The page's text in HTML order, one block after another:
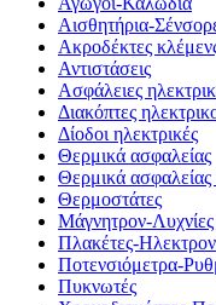
Αισθητήρια-
Ακροδέκτες
Αντιστάσεις
Ασφάλειες
Διακόπτες
Δίοδοι ηλεκτρικές
Θερμικά ασφαλείας
Θερμικά
Θερμοστάτες
Μάγνητρον-
Πλακέτες-
Ποτενσιόμετρα-
Πυκνωτές